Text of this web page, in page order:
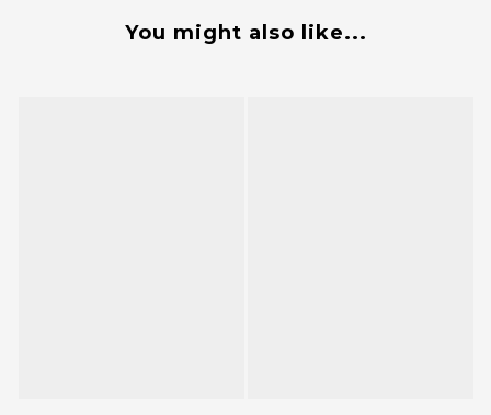
You might also like...